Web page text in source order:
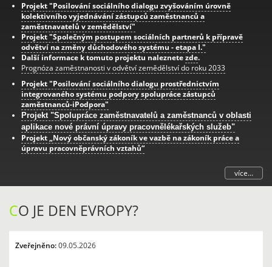
Projekt "Posilování sociálního dialogu zvyšováním úrovně
kolektivního vyjednávání zástupců zaměstnanců a
zaměstnavatelů v zemědělství"
Projekt "Společným postupem sociálních partnerů k přípravě
odvětví na změny důchodového systému - etapa I."
Další informace k tomuto projektu naleznetezde.
Prognóza zaměstnanosti v odvětví zemědělství do roku 2033
Projekt "Posilování sociálního dialogu prostřednictvím
integrovaného systému podpory spolupráce zástupců
zaměstnanců-iPodpora"
Projekt "Spolupráce zaměstnavatelů a zaměstnanců v oblasti
aplikace nové právní úpravy pracovnělékařských služeb"
Projekt „Nový občanský zákoník ve vazbě na zákoník práce a
úpravu pracovněprávních vztahů“
více...
CO JE DEN EVROPY?
Zveřejněno:09.05.2026